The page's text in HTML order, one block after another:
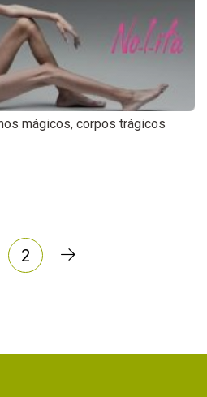
mágicos, corpos trágicos
2